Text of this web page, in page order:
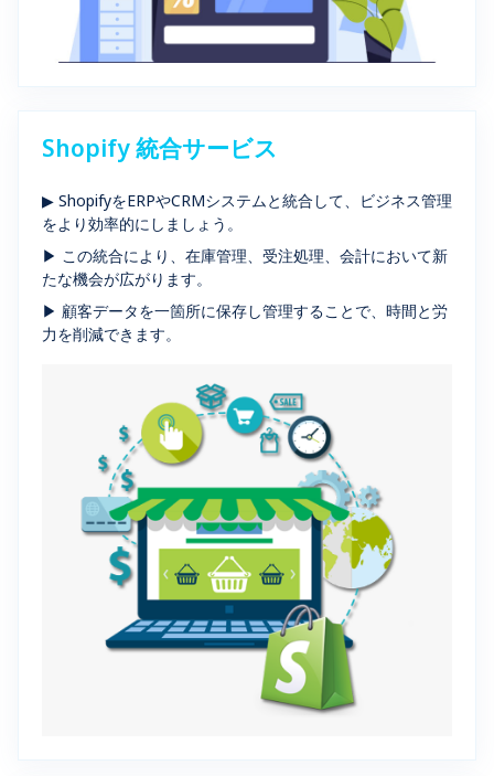
Shopify 統合サービス
▶ ShopifyをERPやCRMシステムと統合して、ビジネス管理
をより効率的にしましょう。
▶ この統合により、在庫管理、受注処理、会計において新
たな機会が広がります。
▶ 顧客データを一箇所に保存し管理することで、時間と労
力を削減できます。